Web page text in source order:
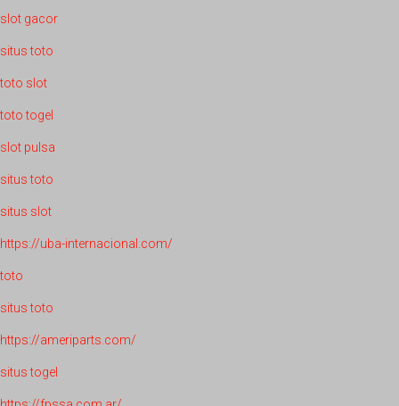
slot gacor
situs toto
toto slot
toto togel
slot pulsa
situs toto
situs slot
https://uba-internacional.com/
toto
situs toto
https://ameriparts.com/
situs togel